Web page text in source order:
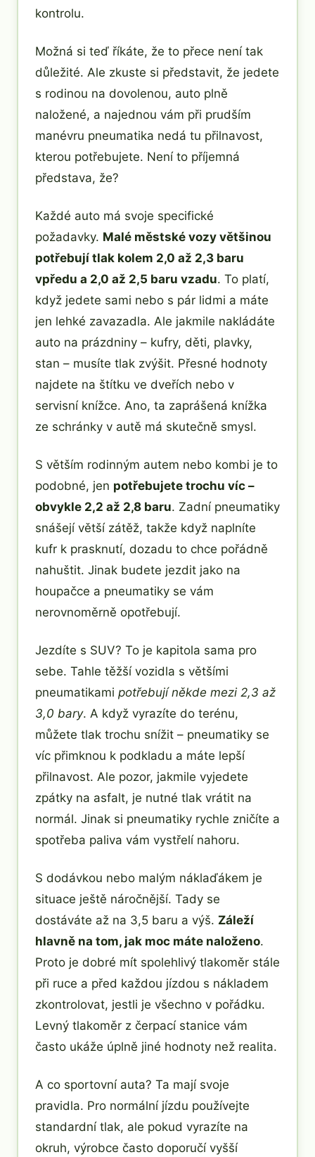
kontrolu.
Možná si teď říkáte, že to přece není tak
důležité. Ale zkuste si představit, že jedete
s rodinou na dovolenou, auto plně
naložené, a najednou vám při prudším
manévru pneumatika nedá tu přilnavost,
kterou potřebujete. Není to příjemná
představa, že?
Každé auto má svoje specifické
požadavky. Malé městské vozy většinou
potřebují tlak kolem 2,0 až 2,3 baru
vpředu a 2,0 až 2,5 baru vzadu. To platí,
když jedete sami nebo s pár lidmi a máte
jen lehké zavazadla. Ale jakmile nakládáte
auto na prázdniny – kufry, děti, plavky,
stan – musíte tlak zvýšit. Přesné hodnoty
najdete na štítku ve dveřích nebo v
servisní knížce. Ano, ta zaprášená knížka
ze schránky v autě má skutečně smysl.
S větším rodinným autem nebo kombi je to
podobné, jen potřebujete trochu víc –
obvykle 2,2 až 2,8 baru. Zadní pneumatiky
snášejí větší zátěž, takže když naplníte
kufr k prasknutí, dozadu to chce pořádně
nahuštit. Jinak budete jezdit jako na
houpačce a pneumatiky se vám
nerovnoměrně opotřebují.
Jezdíte s SUV? To je kapitola sama pro
sebe. Tahle těžší vozidla s většími
pneumatikami potřebují někde mezi 2,3 až
3,0 bary. A když vyrazíte do terénu,
můžete tlak trochu snížit – pneumatiky se
víc přimknou k podkladu a máte lepší
přilnavost. Ale pozor, jakmile vyjedete
zpátky na asfalt, je nutné tlak vrátit na
normál. Jinak si pneumatiky rychle zničíte a
spotřeba paliva vám vystřelí nahoru.
S dodávkou nebo malým náklaďákem je
situace ještě náročnější. Tady se
dostáváte až na 3,5 baru a výš. Záleží
hlavně na tom, jak moc máte naloženo.
Proto je dobré mít spolehlivý tlakoměr stále
při ruce a před každou jízdou s nákladem
zkontrolovat, jestli je všechno v pořádku.
Levný tlakoměr z čerpací stanice vám
často ukáže úplně jiné hodnoty než realita.
A co sportovní auta? Ta mají svoje
pravidla. Pro normální jízdu používejte
standardní tlak, ale pokud vyrazíte na
okruh, výrobce často doporučí vyšší